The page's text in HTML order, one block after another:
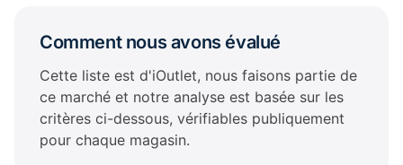
Comment nous avons évalué
Cette liste est d'iOutlet, nous faisons partie de
ce marché et notre analyse est basée sur les
critères ci-dessous, vérifiables publiquement
pour chaque magasin.